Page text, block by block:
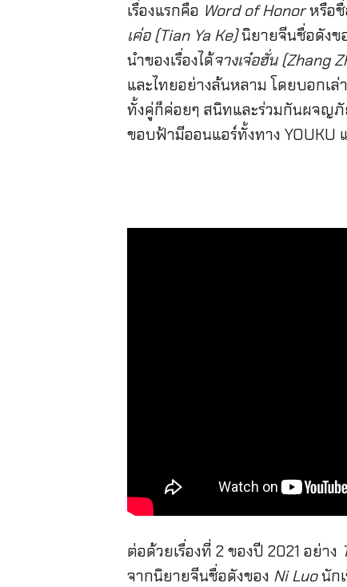
เรื่องแรกคือ Word of Honorหรือชื่
เค่อ (Tian Ya Ke)นิยายจีนชื่อดังข
นำของเรื่องได้จางเจ๋อฮั่น (Zhang
และไทยอย่างล้นหลาม โดยบอกเล่
ทั้งคู่ก็ค่อยๆ สนิทและร่วมกันผจญภั
ขอบฟ้ามีออนแอร์ทั้งทาง YOUKU
ต่อด้วยเรื่องที่ 2 ของปี 2021 อย่าง
จากนิยายจีนชื่อดังของ Ni Luoนัก